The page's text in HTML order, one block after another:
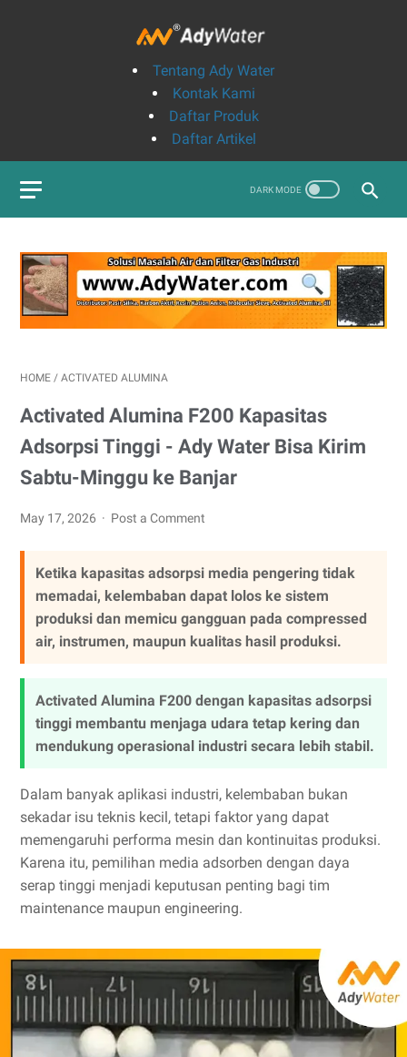
Tentang Ady Water
Kontak Kami
Daftar Produk
Daftar Artikel
HOME / ACTIVATED ALUMINA
Activated Alumina F200 Kapasitas
Adsorpsi Tinggi - Ady Water Bisa Kirim
Sabtu-Minggu ke Banjar
May 17, 2026 Post a Comment
Ketika kapasitas adsorpsi media pengering tidak
memadai, kelembaban dapat lolos ke sistem
produksi dan memicu gangguan pada compressed
air, instrumen, maupun kualitas hasil produksi.
Activated Alumina F200 dengan kapasitas adsorpsi
tinggi membantu menjaga udara tetap kering dan
mendukung operasional industri secara lebih stabil.
Dalam banyak aplikasi industri, kelembaban bukan
sekadar isu teknis kecil, tetapi faktor yang dapat
memengaruhi performa mesin dan kontinuitas produksi.
Karena itu, pemilihan media adsorben dengan daya
serap tinggi menjadi keputusan penting bagi tim
maintenance maupun engineering.